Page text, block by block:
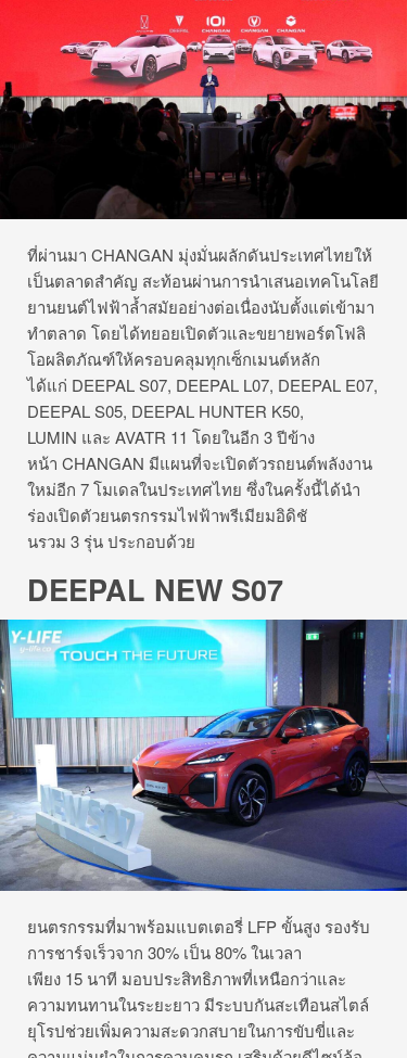
ที่ผ่านมา CHANGAN มุ่งมั่นผลักดันประเทศไทยให้
เป็นตลาดสำคัญ สะท้อนผ่านการนำเสนอเทคโนโลยี
ยานยนต์ไฟฟ้าล้ำสมัยอย่างต่อเนื่องนับตั้งแต่เข้ามา
ทำตลาด โดยได้ทยอยเปิดตัวและขยายพอร์ตโฟลิ
โอผลิตภัณฑ์ให้ครอบคลุมทุกเซ็กเมนต์หลัก
ได้แก่ DEEPAL S07, DEEPAL L07, DEEPAL E07,
DEEPAL S05, DEEPAL HUNTER K50,
LUMIN และ AVATR 11 โดยในอีก 3ปีข้าง
หน้า CHANGAN มีแผนที่จะเปิดตัวรถยนต์พลังงาน
ใหม่อีก 7โมเดลในประเทศไทย ซึ่งในครั้งนี้ได้นำ
ร่องเปิดตัวยนตรกรรมไฟฟ้าพรีเมียมอิดิชั
นรวม 3 รุ่น ประกอบด้วย
DEEPAL NEW S07
ยนตรกรรมที่มาพร้อมแบตเตอรี่ LFP ขั้นสูง รองรับ
การชาร์จเร็วจาก 30% เป็น 80% ในเวลา
เพียง 15 นาที มอบประสิทธิภาพที่เหนือกว่าและ
ความทนทานในระยะยาว มีระบบกันสะเทือนสไตล์
ยุโรปช่วยเพิ่มความสะดวกสบายในการขับขี่และ